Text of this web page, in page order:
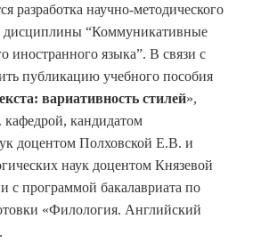
разработка научно-методического
дисциплины “Коммуникативные
иностранного языка”. В связи с
публикацию учебного пособия
вариативность стилей»,
кафедрой, кандидатом
доцентом Полховской Е.В. и
наук доцентом Князевой
с программой бакалавриата по
«Филология. Английский